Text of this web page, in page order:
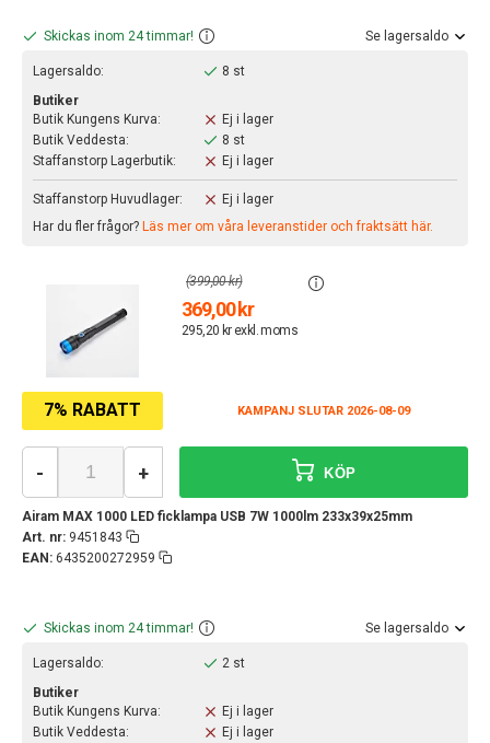
Skickas inom 24 timmar! Se lagersaldo
Lagersaldo:
8 st
Butiker
Butik Kungens Kurva:
Ej i lager
Butik Veddesta:
8 st
Staffanstorp Lagerbutik:
Ej i lager
Staffanstorp Huvudlager:
Ej i lager
Har du fler frågor? Läs mer om våra leveranstider och fraktsätt här.
7% RABATT KAMPANJ SLUTAR 2026-08-09
369,00 kr
295,20 kr exkl. moms
(399,00 kr)
Airam MAX 1000 LED ficklampa USB 7W 1000lm 233x39x25mm
Art. nr: 9451843
EAN: 6435200272959
- + KÖP
Skickas inom 24 timmar! Se lagersaldo
Lagersaldo:
2 st
Butiker
Butik Kungens Kurva:
Ej i lager
Butik Veddesta:
Ej i lager